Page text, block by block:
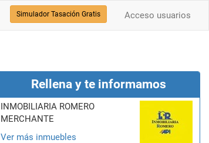
Acceso usuarios
Simulador Tasación Gratis
Rellena y te informamos
INMOBILIARIA ROMERO
MERCHANTE
Ver más inmuebles